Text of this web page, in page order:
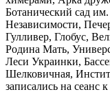
Ботанический сад
Независимости,
Гулливер, Глобус,
Родина Мать,
Леси Украинки,
Шелковичная,
записались на сеанс